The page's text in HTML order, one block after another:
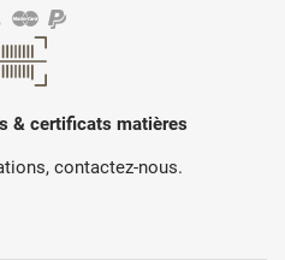
& certificats matières
contactez-nous.